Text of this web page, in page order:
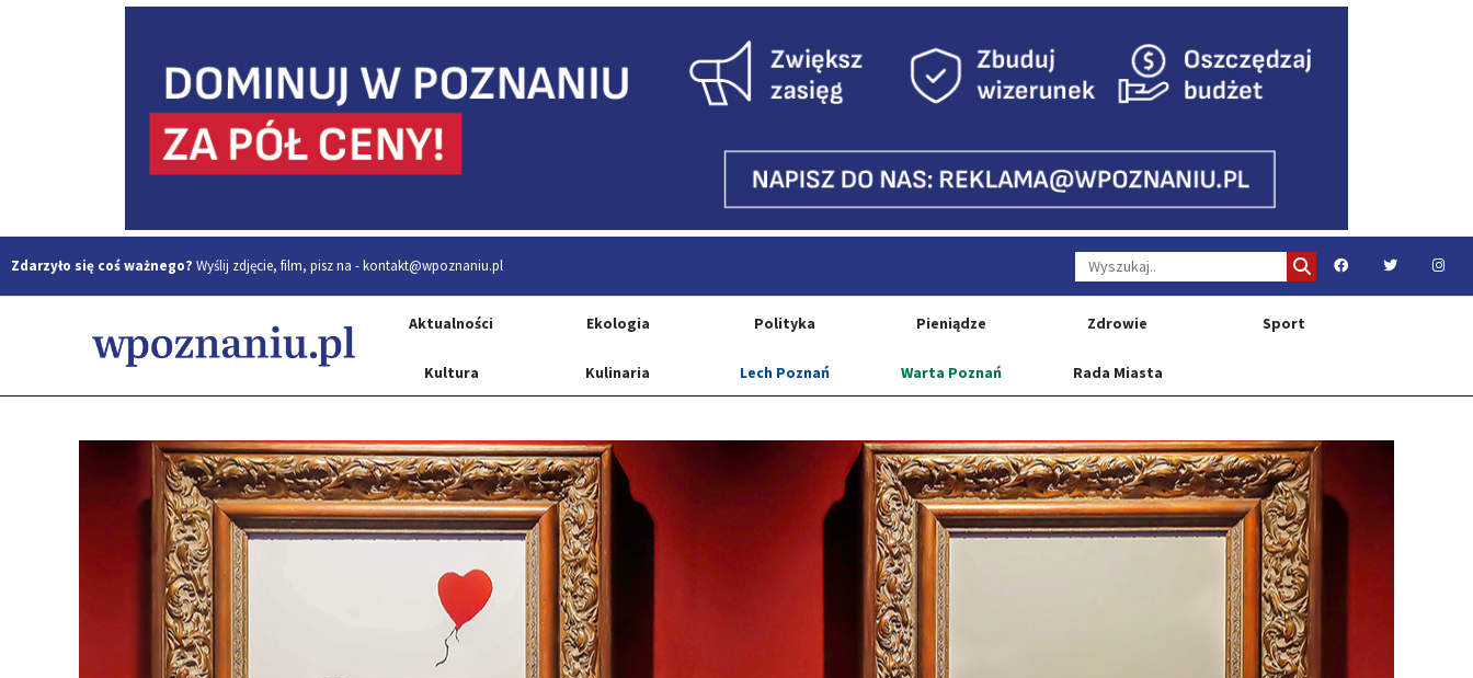
Zdarzyło się coś ważnego? Wyślij zdjęcie, film, pisz na -kontakt@wpoznaniu.pl
Aktualności Ekologia Polityka Pieniądze Zdrowie Sport
Kultura Kulinaria Lech Poznań Warta Poznań Rada Miasta